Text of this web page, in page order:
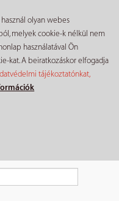
olyan webes
melyek cookie-k nélkül nem
használatával Ön
kat. A beiratkozáskor elfogadja
tájékoztatónkat,